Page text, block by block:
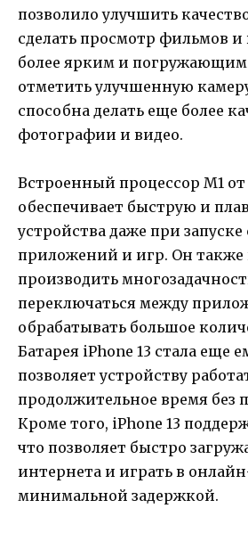
позволило улучшить
сделать просмотр фильмов и
более ярким и
отметить улучшенную
способна делать еще более
фотографии и видео.
Встроенный процессор M1
обеспечивает быструю и
устройства даже при
приложений и игр. Он также
производить
переключаться между
обрабатывать большое
Батарея iPhone 13 стала еще
позволяет устройству
продолжительное время без
Кроме того, iPhone 13
что позволяет быстро
интернета и играть в
минимальной задержкой.